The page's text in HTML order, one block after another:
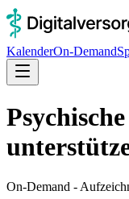
KalenderOn-Demand
On-Demand -